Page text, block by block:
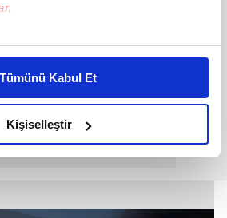
halinde sizlere özel
yaşatabiliriz. Bunu yaparken
iyi bir reklam deneyimi sunmak
iyi içerikleri sunabilmek adına
gösterdiğimizi ve bu noktada,
karşılamak noktasında tek gelir
Tümünü Kabul Et
Kişiselleştir